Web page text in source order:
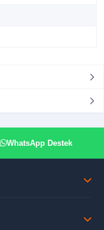
WhatsApp Destek